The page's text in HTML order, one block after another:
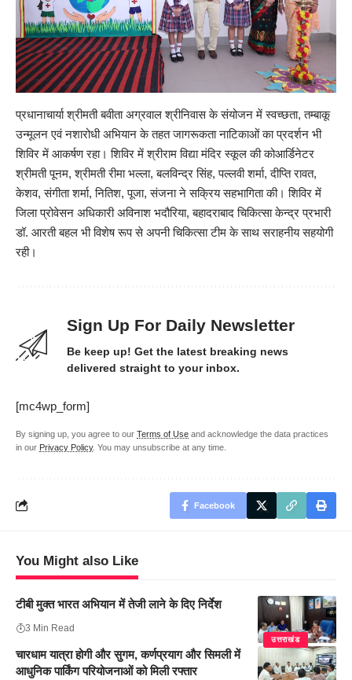
प्रधानाचार्या श्रीमती बवीता अग्रवाल श्रीनिवास के संयोजन में स्वच्छता, तम्बाकू
उन्मूलन एवं नशारोधी अभियान के तहत जागरूकता नाटिकाओं का प्रदर्शन भी
शिविर में आकर्षण रहा। शिविर में श्रीराम विद्या मंदिर स्कूल की कोआर्डिनेटर
श्रीमती पूनम, श्रीमती रीमा भल्ला, बलविन्द्र सिंह, पल्लवी शर्मा, दीप्ति रावत,
केशव, संगीता शर्मा, नितिश, पूजा, संजना ने सक्रिय सहभागिता की। शिविर में
जिला प्रोवेसन अधिकारी अविनाश भदौरिया, बहादराबाद चिकित्सा केन्द्र प्रभारी
डॉ. आरती बहल भी विशेष रूप से अपनी चिकित्सा टीम के साथ सराहनीय सहयोगी
रही।
Sign Up For Daily Newsletter
Be keep up! Get the latest breaking news
delivered straight to your inbox.
[mc4wp_form]
By signing up, you agree to our Terms of Use and acknowledge the data practices
in our Privacy Policy. You may unsubscribe at any time.
Facebook
You Might also Like
उत्तराखंड
टीबी मुक्त भारत अभियान में तेजी लाने के दिए निर्देश
3 Min Read
चारधाम यात्रा होगी और सुगम, कर्णप्रयाग और सिमली में
आधुनिक पार्किंग परियोजनाओं को मिली रफ्तार